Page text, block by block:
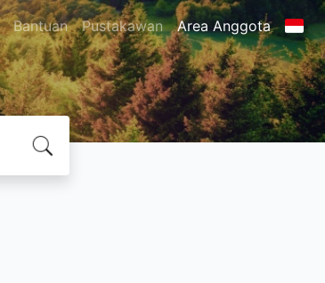
Bantuan Pustakawan Area Anggota